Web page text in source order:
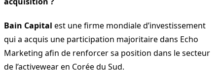
Bain Capital est une firme mondiale d’investissement
qui a acquis une participation majoritaire dans Echo
Marketing afin de renforcer sa position dans le secteur
de l’activewear en Corée du Sud.